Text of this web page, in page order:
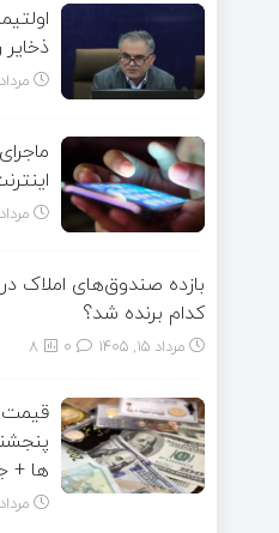
ذخایر
مرداد ۱۵, ۱۴۰۵
مرداد ۱۵, ۱۴۰۵
بازده صندوق‌های املاک
کدام برنده شد؟
مرداد ۱۵, ۱۴۰۵ 8
قیمت
ها +
مرداد ۱۵, ۱۴۰۵